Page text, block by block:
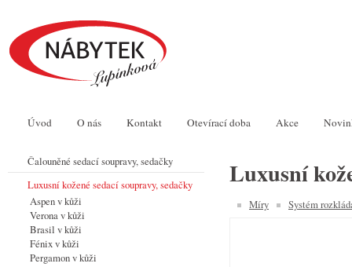
Úvod O nás Kontakt Otevírací doba Akce
Luxusní
Míry Systém
Čalouněné sedací soupravy, sedačky
Luxusní kožené sedací soupravy, sedačky
Aspen v kůži
Verona v kůži
Brasil v kůži
Fénix v kůži
Pergamon v kůži